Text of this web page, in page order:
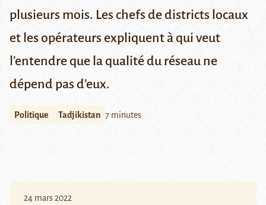
plusieurs mois. Les chefs de districts locaux
et les opérateurs expliquent à qui veut
l’entendre que la qualité du réseau ne
dépend pas d’eux.
Politique Tadjikistan 7 minutes
24 mars 2022